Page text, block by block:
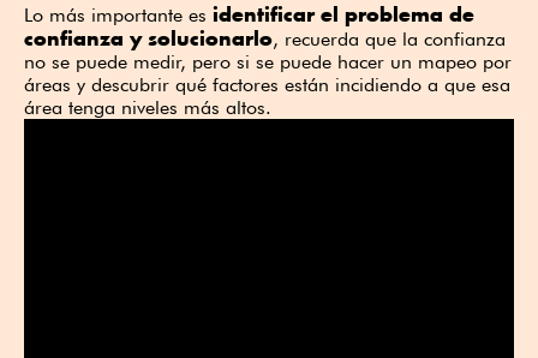
Lo más importante es identificar el problema de
confianza y solucionarlo, recuerda que la confianza
no se puede medir, pero si se puede hacer un mapeo por
áreas y descubrir qué factores están incidiendo a que esa
área tenga niveles más altos.